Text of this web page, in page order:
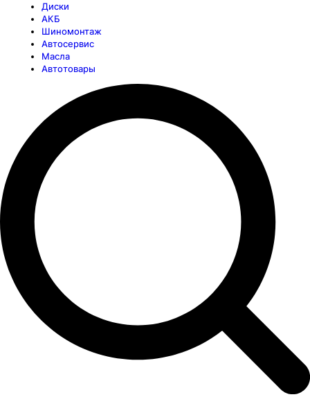
Диски
АКБ
Шиномонтаж
Автосервис
Масла
Автотовары